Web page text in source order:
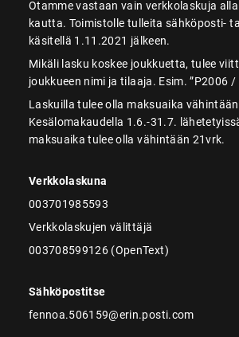
Otamme vastaan vain verkkolaskuja
kautta. Toimistolle tulleita sähköposti-
käsitellä 1.11.2021 jälkeen.
Mikäli lasku koskee joukkuetta, tulee
joukkueen nimi ja tilaaja. Esim. ”P2006
Laskuilla tulee olla maksuaika
Kesälomakaudella 1.6.-31.7.
maksuaika tulee olla vähintään 21vrk.
Verkkolaskuna
003701985593
Verkkolaskujen välittäjä
003708599126 (OpenText)
Sähköpostitse
fennoa.506159@erin.posti.com